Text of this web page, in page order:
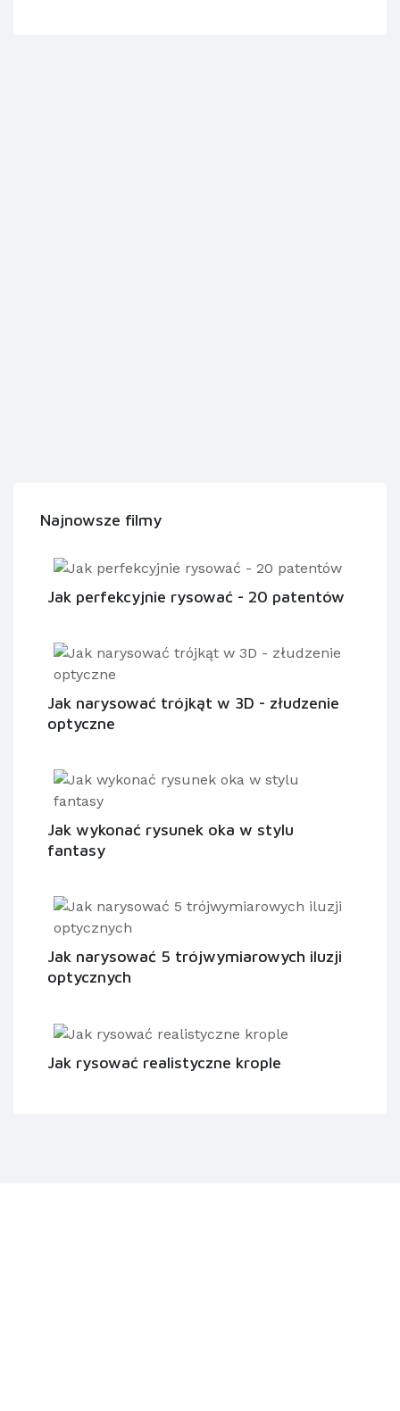
Najnowsze filmy
Jak perfekcyjnie rysować - 20 patentów
Jak narysować trójkąt w 3D - złudzenie
optyczne
Jak wykonać rysunek oka w stylu
fantasy
Jak narysować 5 trójwymiarowych iluzji
optycznych
Jak rysować realistyczne krople